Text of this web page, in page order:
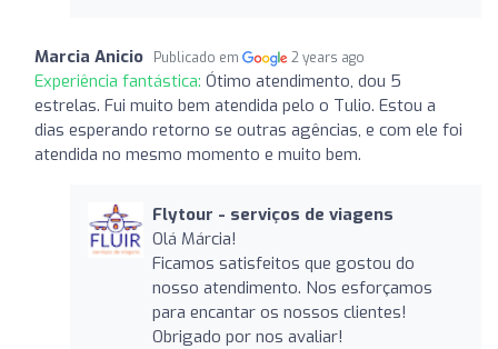
Marcia Anicio Publicado em 2 years ago
Experiência fantástica: Ótimo atendimento, dou 5
estrelas. Fui muito bem atendida pelo o Tulio. Estou a
dias esperando retorno se outras agências, e com ele foi
atendida no mesmo momento e muito bem.
Flytour - serviços de viagens
Olá Márcia!
Ficamos satisfeitos que gostou do
nosso atendimento. Nos esforçamos
para encantar os nossos clientes!
Obrigado por nos avaliar!